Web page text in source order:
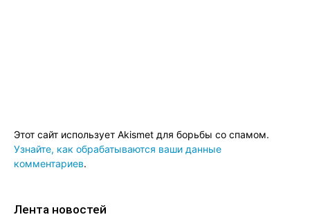
Этот сайт использует Akismet для борьбы со спамом.
Узнайте, как обрабатываются ваши данные
комментариев.
Лента новостей